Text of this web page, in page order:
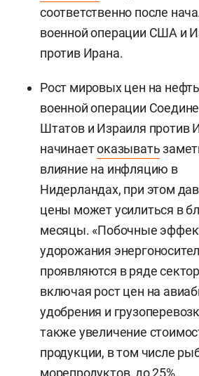
соответственно после
военной операции США и
против Ирана.
Рост мировых цен на
военной операции
Штатов и Израиля против
начинаетоказывать
влияние на инфляцию в
Нидерландах, при этом
цены может усилиться в
месяцы. «Побочные
удорожания
проявляются в ряде
включая рост цен на
удобрения и
также увеличение
продукции, в том числе
морепродуктов, до 25%.